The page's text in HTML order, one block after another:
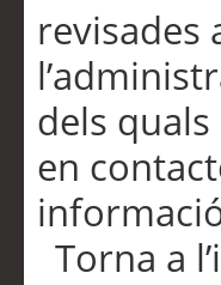
revisades
dels quals
en
Torna a